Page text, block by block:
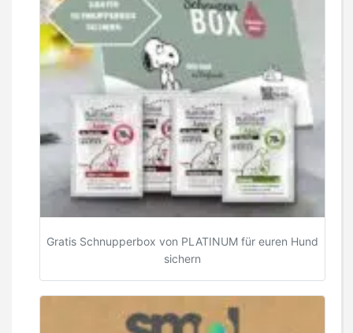
Gratis Schnupperbox von PLATINUM für euren Hund
sichern